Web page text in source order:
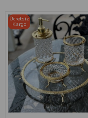
Ücretsiz
Kargo